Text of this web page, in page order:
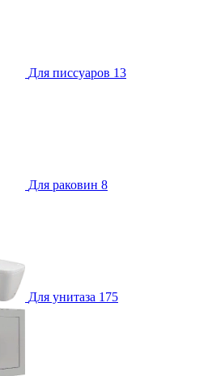
Для писсуаров 13
Для раковин 8
Для унитаза 175